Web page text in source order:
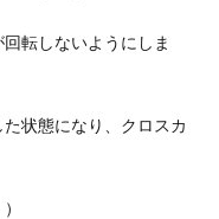
転しないようにしま
状態になり、クロスカ